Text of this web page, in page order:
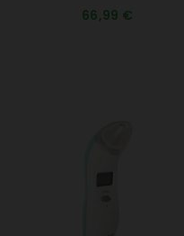
66,99 €